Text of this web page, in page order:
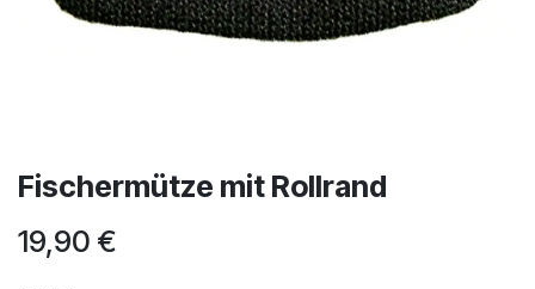
Fischermütze mit Rollrand
19,90 €